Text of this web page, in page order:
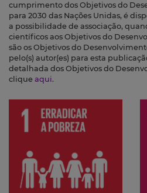
cumprimento dos Objetivos do
para 2030 das Nações Unidas, é
a possibilidade de associação,
científicos aos Objetivos do
são os Objetivos do
pelo(s) autor(es) para esta
detalhada dos Objetivos do
clique aqui.